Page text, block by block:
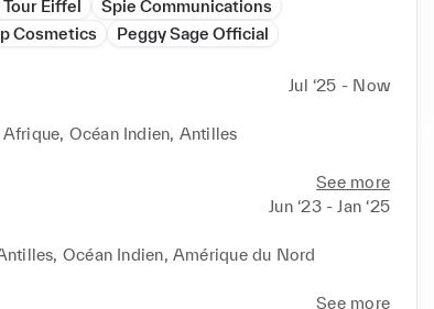
Eiffel
Spie Communications
Cosmetics Peggy Sage Official
Jul ‘25 - Now
Océan Indien, Antilles
d’une zone export multirégions avec gestion
B2B
commerciaux par marché, adaptés aux
See more
Jun ‘23 - Jan ‘25
Océan Indien, Amérique du Nord
See more